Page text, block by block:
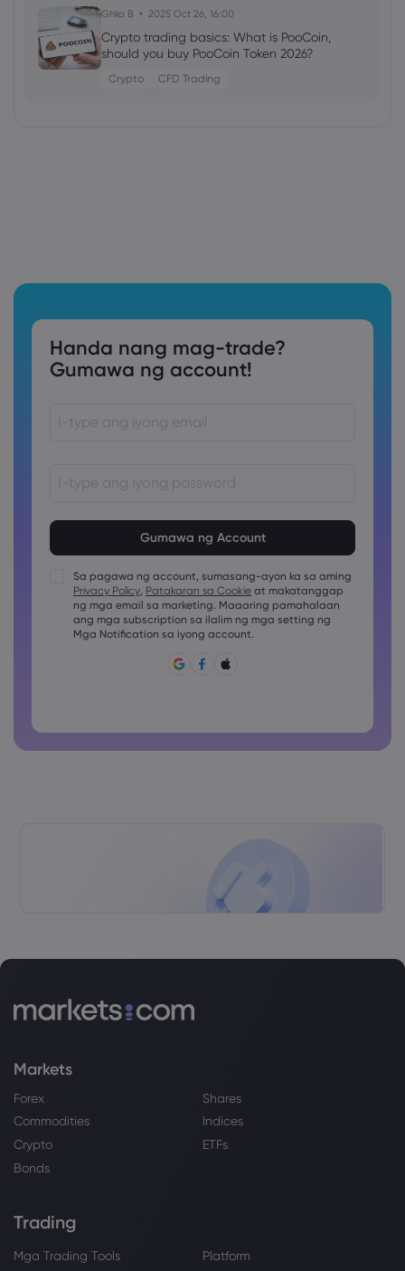
Ghko B 2025 Oct 26, 16:00
Crypto trading basics: What is PooCoin,
should you buy PooCoin Token 2026?
Crypto CFD Trading
Handa nang mag-trade?
Gumawa ng account!
Ang password ay dapat maglalaman ng hindi bababa sa
Ang password ay dapat maglalaman ng hindi bababa sa
1 uppercase na karakter
Ang password ay dapat maglalaman ng hindi bababa sa
1 lowercase na karakter
Sa pagawa ng account, sumasang-ayon ka sa aming
Privacy Policy, Patakaran sa Cookie at makatanggap
ng mga email sa marketing. Maaaring pamahalaan
ang mga subscription sa ilalim ng mga setting ng
Mga Notification sa iyong account.
Markets
Forex
Shares
Commodities
Indices
Crypto
ETFs
Bonds
Trading
Mga Trading Tools
Platform